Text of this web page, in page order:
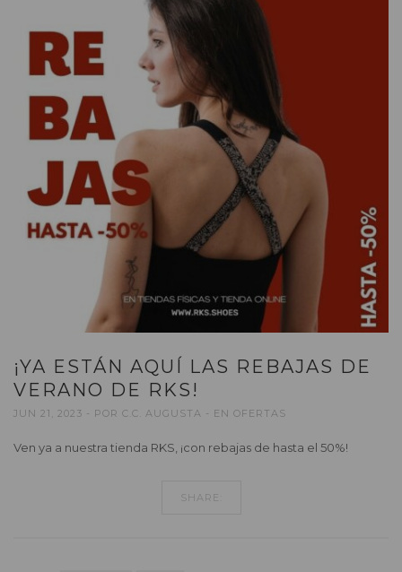
¡YA ESTÁN AQUÍ LAS REBAJAS DE
VERANO DE RKS!
JUN 21, 2023 POR C.C. AUGUSTA EN OFERTAS
Ven ya a nuestra tienda RKS, ¡con rebajas de hasta el 50%!
SHARE: